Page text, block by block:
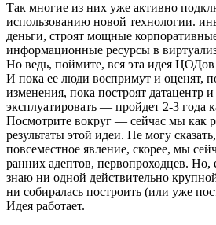
Так многие из них уже активно
использованию новой технологии.
деньги, строят мощные
информационные ресурсы в
Но ведь, поймите, вся эта идея ЦОДов
И пока ее люди воспримут и оценят,
изменения, пока построят датацентр
эксплуатировать — пройдет 2-3 года
Посмотрите вокруг — сейчас мы как
результаты этой идеи. Не могу
повсеместное явление, скорее, мы
ранних адептов, первопроходцев. Но,
знаю ни одной действительно
ни собиралась построить (или уже
Идея работает.